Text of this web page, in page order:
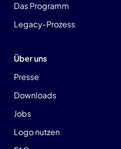
Das Programm
Legacy-Prozess
Über uns
Presse
Downloads
Jobs
Logo nutzen